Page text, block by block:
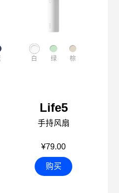
白 绿 棕
Life5
手持风扇
¥79.00
购买